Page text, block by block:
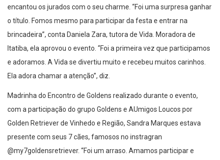
encantou os jurados com o seu charme. “Foi uma surpresa ganhar
o título. Fomos mesmo para participar da festa e entrar na
brincadeira”, conta Daniela Zara, tutora de Vida. Moradora de
Itatiba, ela aprovou o evento. “Foi a primeira vez que participamos
e adoramos. A Vida se divertiu muito e recebeu muitos carinhos.
Ela adora chamar a atenção”, diz.
Madrinha do Encontro de Goldens realizado durante o evento,
com a participação do grupo Goldens e AUmigos Loucos por
Golden Retriever de Vinhedo e Região, Sandra Marques estava
presente com seus 7 cães, famosos no instragran
@my7goldensretriever. “Foi um arraso. Amamos participar e